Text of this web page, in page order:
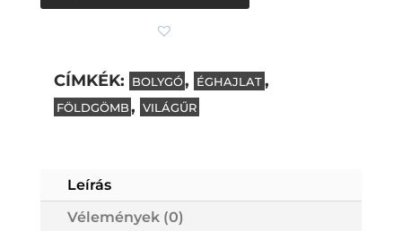
CÍMKÉK: BOLYGÓ, ÉGHAJLAT,
FÖLDGÖMB, VILÁGŰR
Leírás
Vélemények (0)